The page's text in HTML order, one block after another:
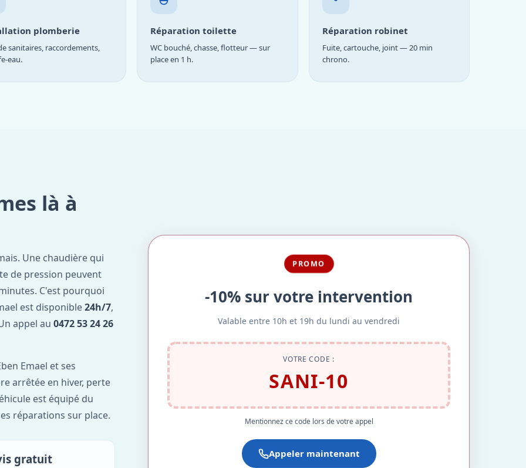
plomberie
sanitaires, raccordements,
eau.
Réparation toilette
WC bouché, chasse, flotteur — sur
place en 1 h.
Réparation robinet
Fuite, cartouche, joint — 20 min
chrono.
là à
Une chaudière qui
de pression peuvent
C'est pourquoi
est disponible24h/7,
appel au 0472 53 24 26
Emael et ses
arrêtée en hiver, perte
est équipé du
réparations sur place.
gratuit
PROMO
-10% sur votre intervention
Valable entre 10h et 19h du lundi au vendredi
VOTRE CODE :
SANI-10
Mentionnez ce code lors de votre appel
Appeler maintenant